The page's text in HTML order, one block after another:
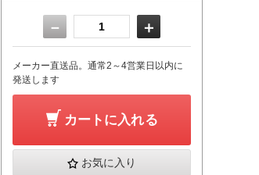
－ ＋
メーカー直送品。通常2～4営業日以内に
発送します
カートに入れる
お気に入り